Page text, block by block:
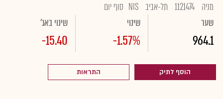
מניה 1121474 תל-אביב NIS סוף יום
שער
964.1
שינוי
-1.57%
שינוי באג'
-15.40
הוסף לתיק התראות